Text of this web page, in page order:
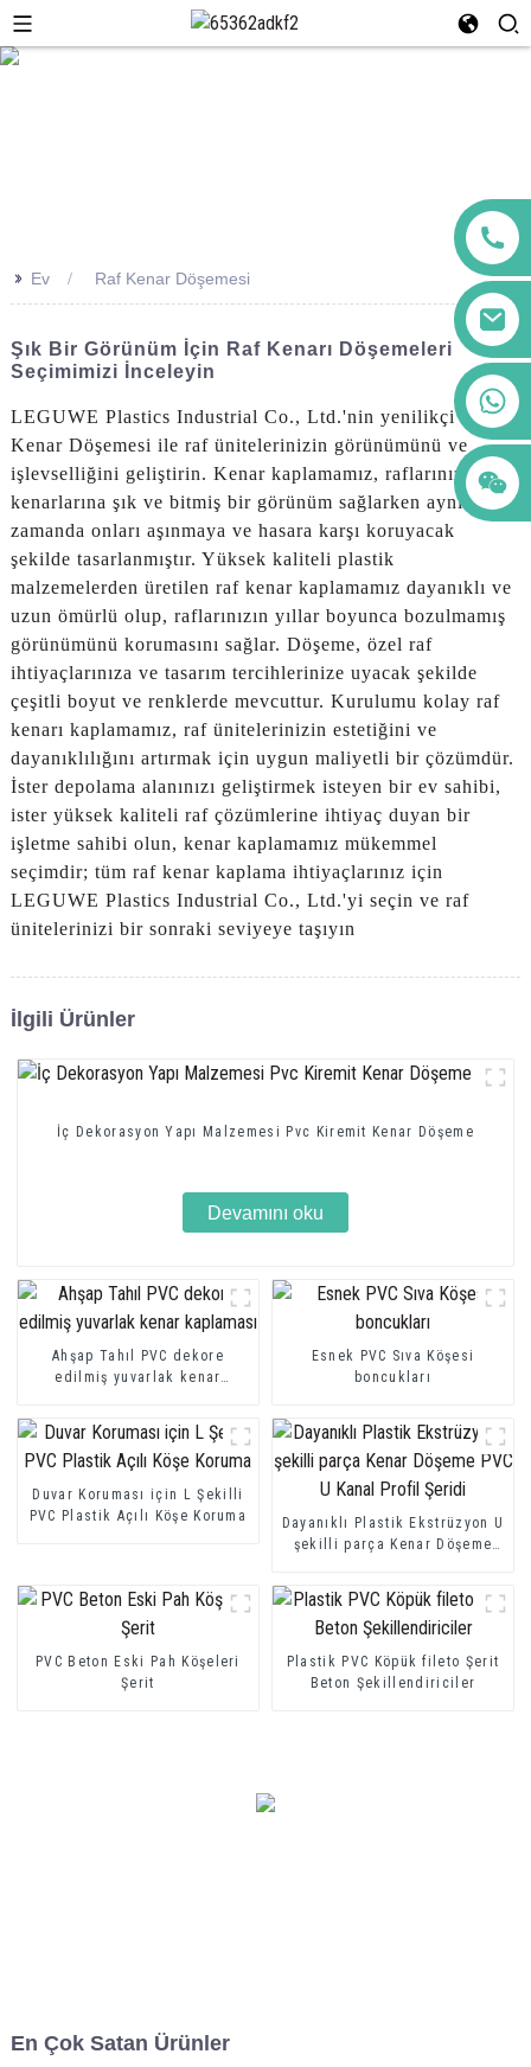
>> Ev Raf Kenar Döşemesi
Şık Bir Görünüm İçin Raf Kenarı Döşemeleri
Seçimimizi İnceleyin
LEGUWE Plastics Industrial Co., Ltd.'nin yenilikçi Raf
Kenar Döşemesi ile raf ünitelerinizin görünümünü ve
işlevselliğini geliştirin. Kenar kaplamamız, raflarınızın
kenarlarına şık ve bitmiş bir görünüm sağlarken aynı
zamanda onları aşınmaya ve hasara karşı koruyacak
şekilde tasarlanmıştır. Yüksek kaliteli plastik
malzemelerden üretilen raf kenar kaplamamız dayanıklı ve
uzun ömürlü olup, raflarınızın yıllar boyunca bozulmamış
görünümünü korumasını sağlar. Döşeme, özel raf
ihtiyaçlarınıza ve tasarım tercihlerinize uyacak şekilde
çeşitli boyut ve renklerde mevcuttur. Kurulumu kolay raf
kenarı kaplamamız, raf ünitelerinizin estetiğini ve
dayanıklılığını artırmak için uygun maliyetli bir çözümdür.
İster depolama alanınızı geliştirmek isteyen bir ev sahibi,
ister yüksek kaliteli raf çözümlerine ihtiyaç duyan bir
işletme sahibi olun, kenar kaplamamız mükemmel
seçimdir; tüm raf kenar kaplama ihtiyaçlarınız için
LEGUWE Plastics Industrial Co., Ltd.'yi seçin ve raf
ünitelerinizi bir sonraki seviyeye taşıyın
İlgili Ürünler
İç Dekorasyon Yapı Malzemesi Pvc Kiremit Kenar Döşeme
Devamını oku
Ahşap Tahıl PVC dekore
edilmiş yuvarlak kenar
Esnek PVC Sıva Köşesi
boncukları
Duvar Koruması için L Şekilli
PVC Plastik Açılı Köşe Koruma
Dayanıklı Plastik Ekstrüzyon U
şekilli parça Kenar Döşeme
PVC Beton Eski Pah Köşeleri
Şerit
Plastik PVC Köpük fileto Şerit
Beton Şekillendiriciler
En Çok Satan Ürünler